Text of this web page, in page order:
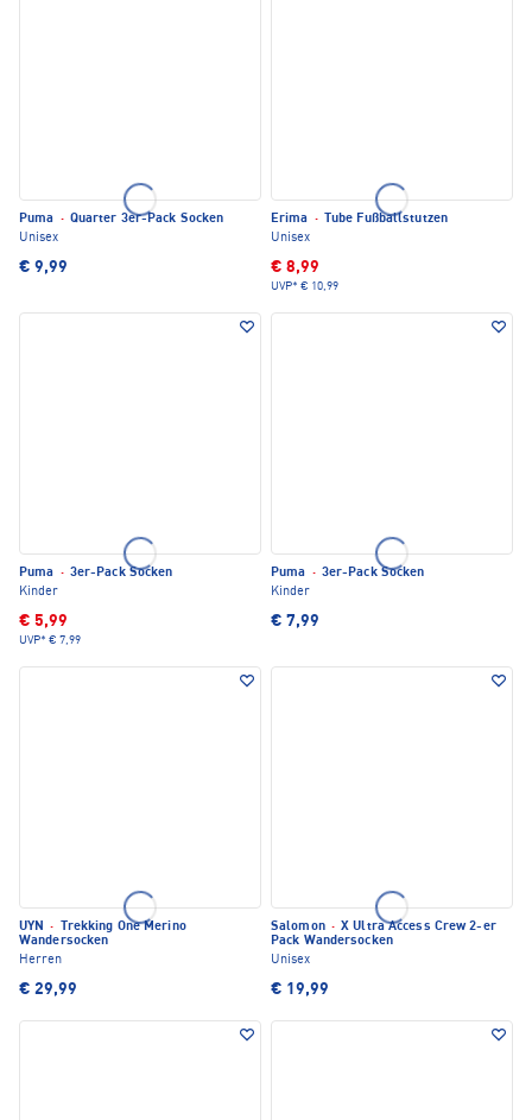
Puma · Quarter 3er-Pack Socken
Unisex
€ 9,99
Erima ·
Tube Fußballstutzen
Unisex
€ 8,99
UVP* € 10,99
Puma · 3er-Pack Socken
Kinder
€ 5,99
UVP* € 7,99
Puma · 3er-Pack Socken
Kinder
€ 7,99
UYN ·
Trekking One Merino
Wandersocken
Herren
€ 29,99
Salomon · X Ultra Access Crew 2-er
Pack Wandersocken
Unisex
€ 19,99